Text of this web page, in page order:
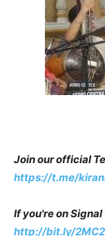
Join our official
https://t.me/
If you're on
http://bit.ly/